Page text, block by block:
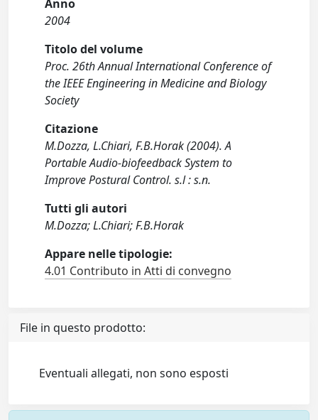
Anno
2004
Titolo del volume
Proc. 26th Annual International Conference of
the IEEE Engineering in Medicine and Biology
Society
Citazione
M.Dozza, L.Chiari, F.B.Horak (2004). A
Portable Audio-biofeedback System to
Improve Postural Control. s.l : s.n.
Tutti gli autori
M.Dozza; L.Chiari; F.B.Horak
Appare nelle tipologie:
4.01 Contributo in Atti di convegno
File in questo prodotto:
Eventuali allegati, non sono esposti